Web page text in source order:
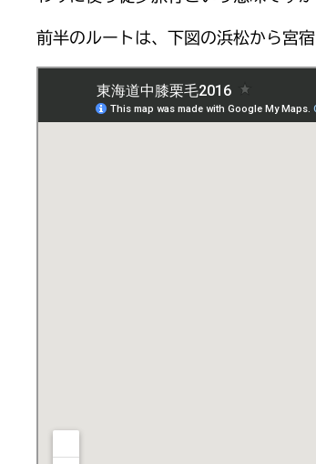
前半のルートは、下図の浜松から宮宿